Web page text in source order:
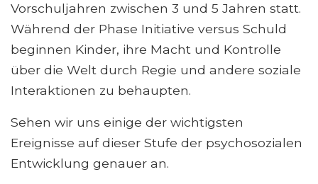
Vorschuljahren zwischen 3 und 5 Jahren statt.
Während der Phase Initiative versus Schuld
beginnen Kinder, ihre Macht und Kontrolle
über die Welt durch Regie und andere soziale
Interaktionen zu behaupten.
Sehen wir uns einige der wichtigsten
Ereignisse auf dieser Stufe der psychosozialen
Entwicklung genauer an.